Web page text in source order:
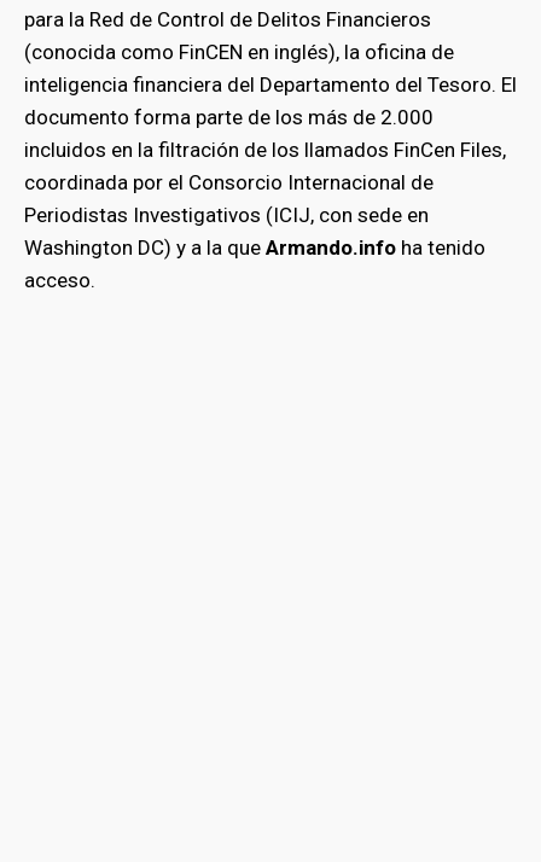
para la Red de Control de Delitos Financieros
(conocida como FinCEN en inglés), la oficina de
inteligencia financiera del Departamento del Tesoro. El
documento forma parte de los más de 2.000
incluidos en la filtración de los llamados FinCen Files,
coordinada por el Consorcio Internacional de
Periodistas Investigativos (ICIJ, con sede en
Washington DC) y a la que Armando.info ha tenido
acceso.